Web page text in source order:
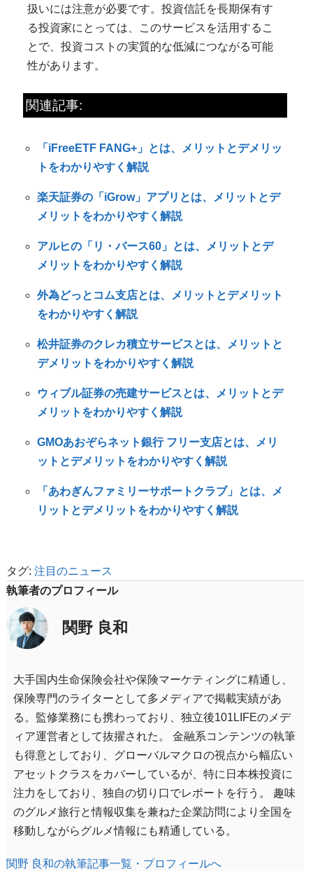
扱いには注意が必要です。投資信託を長期保有す
る投資家にとっては、このサービスを活用するこ
とで、投資コストの実質的な低減につながる可能
性があります。
関連記事:
「iFreeETF FANG+」とは、メリットとデメリッ
トをわかりやすく解説
楽天証券の「iGrow」アプリとは、メリットとデ
メリットをわかりやすく解説
アルヒの「リ・バース60」とは、メリットとデ
メリットをわかりやすく解説
外為どっとコム支店とは、メリットとデメリット
をわかりやすく解説
松井証券のクレカ積立サービスとは、メリットと
デメリットをわかりやすく解説
ウィブル証券の売建サービスとは、メリットとデ
メリットをわかりやすく解説
GMOあおぞらネット銀行 フリー支店とは、メリ
ットとデメリットをわかりやすく解説
「あわぎんファミリーサポートクラブ」とは、メ
リットとデメリットをわかりやすく解説
タグ: 注目のニュース
執筆者のプロフィール
関野 良和
大手国内生命保険会社や保険マーケティングに精通し、
保険専門のライターとして多メディアで掲載実績があ
る。監修業務にも携わっており、独立後101LIFEのメデ
ィア運営者として抜擢された。 金融系コンテンツの執筆
も得意としており、グローバルマクロの視点から幅広い
アセットクラスをカバーしているが、特に日本株投資に
注力をしており、独自の切り口でレポートを行う。 趣味
のグルメ旅行と情報収集を兼ねた企業訪問により全国を
移動しながらグルメ情報にも精通している。
関野 良和の執筆記事一覧・プロフィールへ